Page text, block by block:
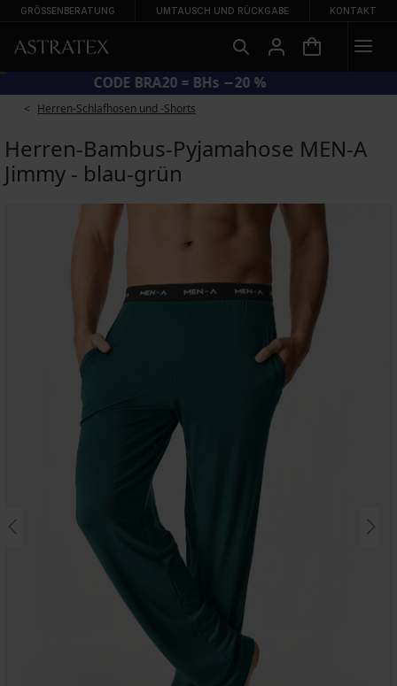
GRÖSSENBERATUNG UMTAUSCH UND RÜCKGABE KONTAKT
CODE BRA20 = BHs −20 %
Herren-Schlafhosen und -Shorts
Herren-Bambus-Pyjamahose MEN-A
Jimmy - blau-grün